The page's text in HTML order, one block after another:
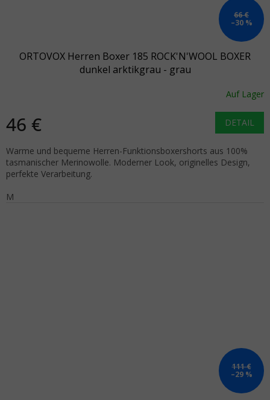
66 €
–30 %
ORTOVOX Herren Boxer 185 ROCK'N'WOOL BOXER
dunkel arktikgrau - grau
Auf Lager
46 € DETAIL
Warme und bequeme Herren-Funktionsboxershorts aus 100%
tasmanischer Merinowolle. Moderner Look, originelles Design,
perfekte Verarbeitung.
M
111 €
–29 %